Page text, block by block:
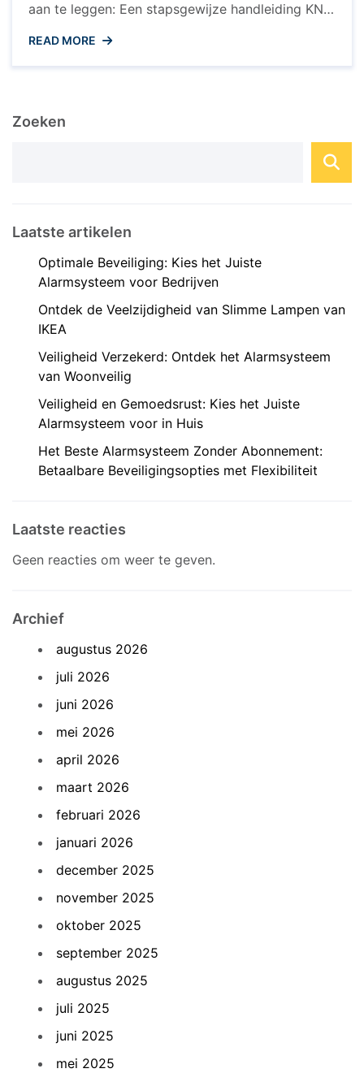
aan te leggen: Een stapsgewijze handleiding KNX
voor intelligente en efficiënte
gebouwautomatisering. Het biedt de
centraal te bedienen. In dit artikel zullen we
READ MORE
Zoeken
Laatste artikelen
Optimale Beveiliging: Kies het Juiste
Alarmsysteem voor Bedrijven
Ontdek de Veelzijdigheid van Slimme Lampen van
IKEA
Veiligheid Verzekerd: Ontdek het Alarmsysteem
van Woonveilig
Veiligheid en Gemoedsrust: Kies het Juiste
Alarmsysteem voor in Huis
Het Beste Alarmsysteem Zonder Abonnement:
Betaalbare Beveiligingsopties met Flexibiliteit
Laatste reacties
Geen reacties om weer te geven.
Archief
augustus 2026
juli 2026
juni 2026
mei 2026
april 2026
maart 2026
februari 2026
januari 2026
december 2025
november 2025
oktober 2025
september 2025
augustus 2025
juli 2025
juni 2025
mei 2025